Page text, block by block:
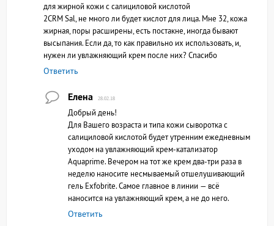
для жирной кожи с салициловой кислотой
2CRM Sal, не много ли будет кислот для лица. Мне 32, кожа
жирная, поры расширены, есть постакне, иногда бывают
высыпания. Если да, то как правильно их использовать, и,
нужен ли увлажняющий крем после них? Спасибо
Ответить
Елена 28.02.18
Добрый день!
Для Вашего возраста и типа кожи сыворотка с
салициловой кислотой будет утренним ежедневным
уходом на увлажняющий крем-катализатор
Aquaprime. Вечером на тот же крем два-три раза в
неделю наносите несмываемый отшелушивающий
гель Exfobrite. Самое главное в линии — всё
наносится на увлажняющий крем, а не до него.
Ответить